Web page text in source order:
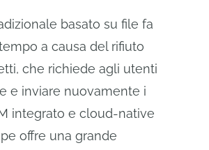
basato su file fa
a causa del rifiuto
che richiede agli utenti
e inviare nuovamente i
integrato e cloud-native
offre una grande